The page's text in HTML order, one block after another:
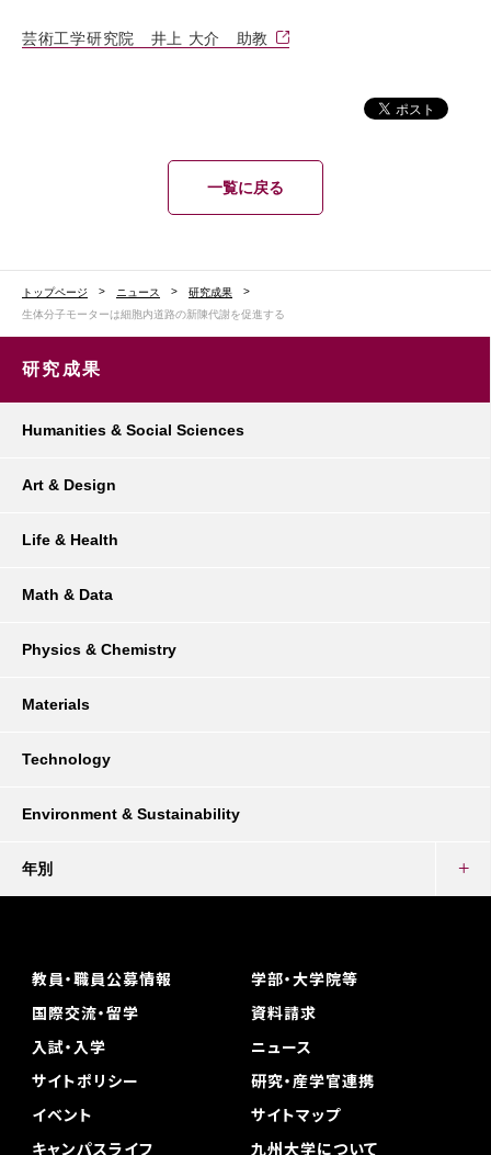
芸術工学研究院 井上 大介 助教
一覧に戻る
トップページ ニュース
研究成果
生体分子モーターは細胞内道路の新陳代謝を促進する
研究成果
Humanities & Social Sciences
Art & Design
Life & Health
Math & Data
Physics & Chemistry
Materials
Technology
Environment & Sustainability
年別
教員・職員公募情報
学部・大学院等
国際交流・留学
資料請求
入試・入学
ニュース
サイトポリシー
研究・産学官連携
イベント
サイトマップ
キャンパスライフ
九州大学について